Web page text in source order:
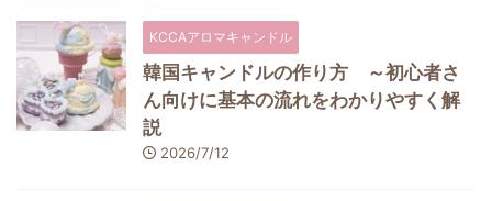
KCCAアロマキャンドル
韓国キャンドルの作り方 ～初心者さ
ん向けに基本の流れをわかりやすく解
説
2026/7/12